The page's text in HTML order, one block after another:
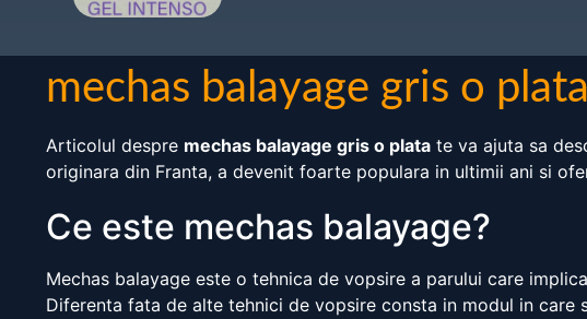
mechas balayage gris o plata
Articolul despre mechas balayage gris o plata te va ajuta sa
originara din Franta, a devenit foarte populara in ultimii ani si
Ce este mechas balayage?
Mechas balayage este o tehnica de vopsire a parului care
Diferenta fata de alte tehnici de vopsire consta in modul in